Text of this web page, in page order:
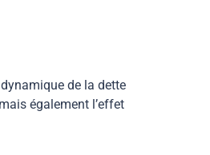
de la dette
également l’effet